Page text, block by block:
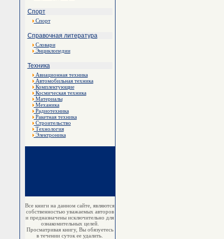
Спорт
Спорт
Справочная литература
Словари
Энциклопедии
Техника
Авиационная техника
Автомобильная техника
Комплектующие
Космическая техника
Материалы
Механика
Радиотехника
Ракетная техника
Строительство
Технология
Электроника
Все книги на данном сайте, являются
собственностью уважаемых авторов
и предназначены исключительно для
ознакомительных целей.
Просматривая книгу, Вы обязуетесь
в течении суток ее удалить.